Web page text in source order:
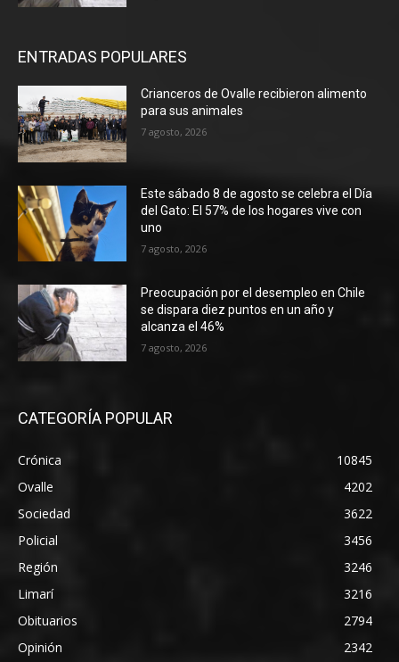
ENTRADAS POPULARES
Crianceros de Ovalle recibieron alimento
para sus animales
7 agosto, 2026
Este sábado 8 de agosto se celebra el Día
del Gato: El 57% de los hogares vive con
uno
7 agosto, 2026
Preocupación por el desempleo en Chile
se dispara diez puntos en un año y
alcanza el 46%
7 agosto, 2026
CATEGORÍA POPULAR
Crónica
10845
Ovalle
4202
Sociedad
3622
Policial
3456
Región
3246
Limarí
3216
Obituarios
2794
Opinión
2342